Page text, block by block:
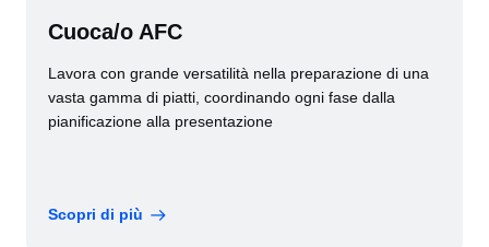
Cuoca/o AFC
Lavora con grande versatilità nella preparazione di una
vasta gamma di piatti, coordinando ogni fase dalla
pianificazione alla presentazione
Scopri di più